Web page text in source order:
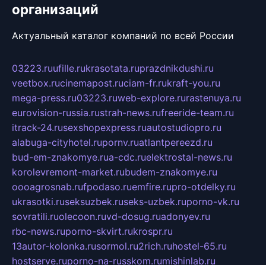
организаций
Актуальный каталог компаний по всей России
03223.ruufille.rukrasotata.ruprazdnikdushi.ru
veetbox.rucinemapost.ruciam-fr.rukraft-you.ru
mega-press.ru03223.ruweb-explore.rurastenuya.ru
eurovision-russia.rustrah-news.rufreeride-team.ru
itrack-24.rusexshopexpress.ruautostudiopro.ru
alabuga-cityhotel.rupornv.ruatlantpereezd.ru
bud-em-znakomye.rua-cdc.ruelektrostal-news.ru
korolevremont-market.rubudem-znakomye.ru
oooagrosnab.rufpodaso.ruemfire.rupro-otdelky.ru
ukrasotki.ruseksuzbek.ruseks-uzbek.ruporno-vk.ru
sovratili.ruolecoon.ruvd-dosug.ruadonyev.ru
rbc-news.ruporno-skvirt.rukrospr.ru
13autor-kolonka.rusormol.ru2rich.ruhostel-65.ru
hostserve.ruporno-na-russkom.rumishinlab.ru